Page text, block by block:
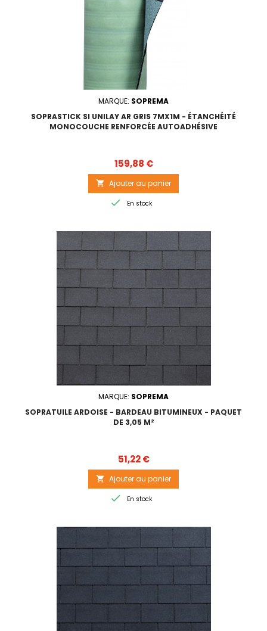
MARQUE: SOPREMA
SOPRASTICK SI UNILAY AR GRIS 7MX1M - ÉTANCHÉITÉ
MONOCOUCHE RENFORCÉE AUTOADHÉSIVE
Prix
159,88 €
 Ajouter au panier
 En stock
MARQUE: SOPREMA
SOPRATUILE ARDOISE - BARDEAU BITUMINEUX - PAQUET
DE 3,05 M²
Prix
51,22 €
 Ajouter au panier
 En stock